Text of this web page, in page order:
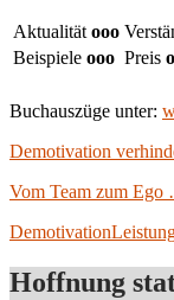
Aktualität ooo
Beispiele ooo Preis
Buchauszüge unter:
Demotivation
Vom Team zum
Demotivation
Hoffnung